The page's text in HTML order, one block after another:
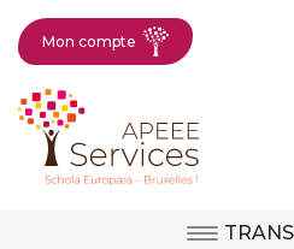
Aller
Mon compte